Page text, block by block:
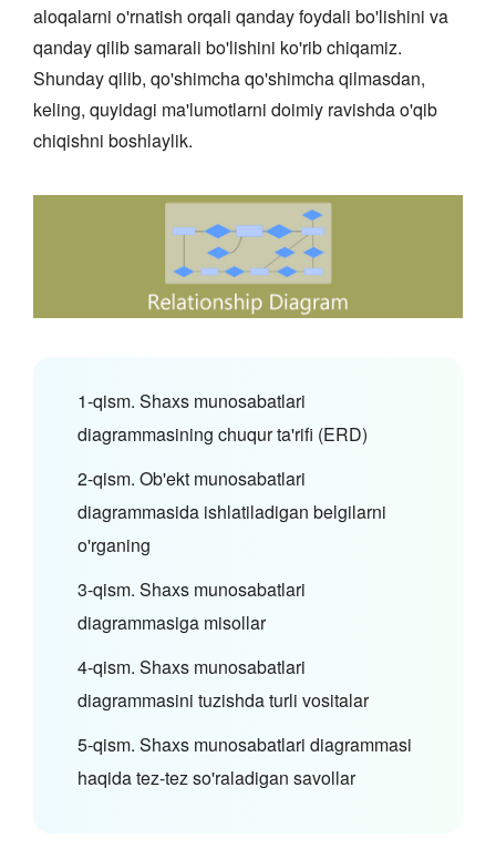
aloqalarni o'rnatish orqali qanday foydali bo'lishini va
qanday qilib samarali bo'lishini ko'rib chiqamiz.
Shunday qilib, qo'shimcha qo'shimcha qilmasdan,
keling, quyidagi ma'lumotlarni doimiy ravishda o'qib
chiqishni boshlaylik.
1-qism. Shaxs munosabatlari
diagrammasining chuqur ta'rifi (ERD)
2-qism. Ob'ekt munosabatlari
diagrammasida ishlatiladigan belgilarni
o'rganing
3-qism. Shaxs munosabatlari
diagrammasiga misollar
4-qism. Shaxs munosabatlari
diagrammasini tuzishda turli vositalar
5-qism. Shaxs munosabatlari diagrammasi
haqida tez-tez so'raladigan savollar